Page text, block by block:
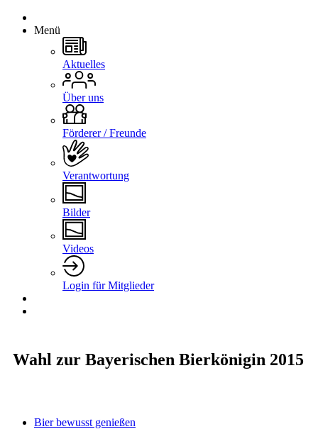
Menü
Aktuelles
Über uns
Förderer / Freunde
Verantwortung
Bilder
Videos
Login für Mitglieder
Wahl zur Bayerischen Bierkönigin 2015
Bier bewusst genießen